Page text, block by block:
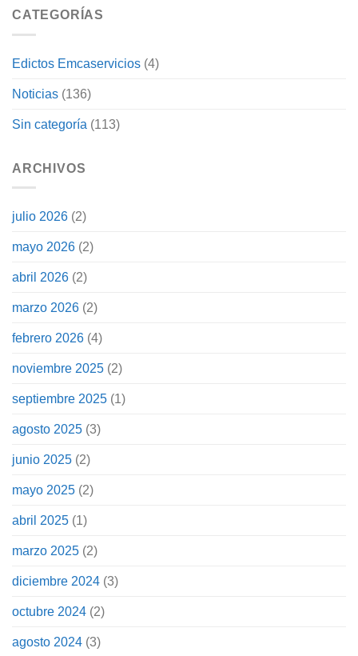
CATEGORÍAS
Edictos Emcaservicios (4)
Noticias (136)
Sin categoría (113)
ARCHIVOS
julio 2026 (2)
mayo 2026 (2)
abril 2026 (2)
marzo 2026 (2)
febrero 2026 (4)
noviembre 2025 (2)
septiembre 2025 (1)
agosto 2025 (3)
junio 2025 (2)
mayo 2025 (2)
abril 2025 (1)
marzo 2025 (2)
diciembre 2024 (3)
octubre 2024 (2)
agosto 2024 (3)